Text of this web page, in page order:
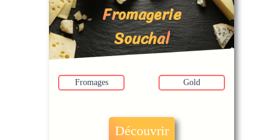
Fromagerie
Souchal
Fromages Gold
Découvrir